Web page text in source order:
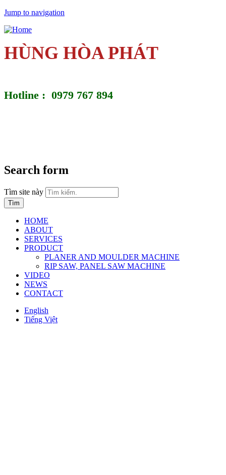
Jump to navigation
HÙNG HÒA PHÁT
Hotline : 0979 767 894
Search form
Tìm site này
HOME
ABOUT
SERVICES
PRODUCT
PLANER AND MOULDER MACHINE
RIP SAW, PANEL SAW MACHINE
VIDEO
NEWS
CONTACT
English
Tiếng Việt